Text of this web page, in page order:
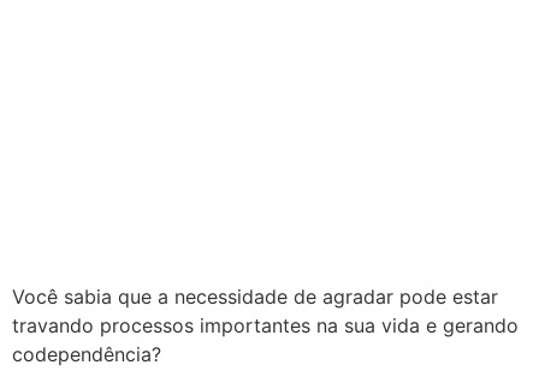
Você sabia que a necessidade de agradar pode estar
travando processos importantes na sua vida e gerando
codependência?